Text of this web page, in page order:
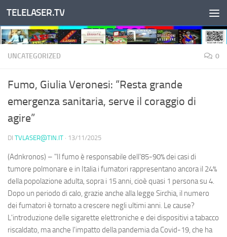
Salta al contenuto
TELELASER.TV
UNCATEGORIZED 0
Fumo, Giulia Veronesi: “Resta grande
emergenza sanitaria, serve il coraggio di
agire”
DI TVLASER@TIN.IT · 13/11/2025
(Adnkronos) – "Il fumo è responsabile dell'85-90% dei casi di
tumore polmonare e in Italia i fumatori rappresentano ancora il 24%
della popolazione adulta, sopra i 15 anni, cioè quasi 1 persona su 4.
Dopo un periodo di calo, grazie anche alla legge Sirchia, il numero
dei fumatori è tornato a crescere negli ultimi anni. Le cause?
L'introduzione delle sigarette elettroniche e dei dispositivi a tabacco
riscaldato, ma anche l'impatto della pandemia da Covid-19, che ha